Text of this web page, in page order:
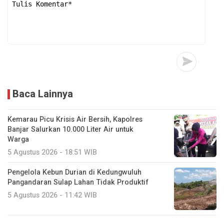
Baca Lainnya
Kemarau Picu Krisis Air Bersih, Kapolres
Banjar Salurkan 10.000 Liter Air untuk
Warga
5 Agustus 2026 - 18:51 WIB
Pengelola Kebun Durian di Kedungwuluh
Pangandaran Sulap Lahan Tidak Produktif ‎
5 Agustus 2026 - 11:42 WIB